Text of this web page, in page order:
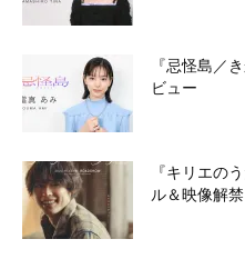
『忌怪島／
ビュー
『キリエの
ル＆映像解禁